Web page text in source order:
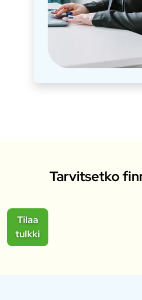
Tarvitsetko
Tilaa
tulkki